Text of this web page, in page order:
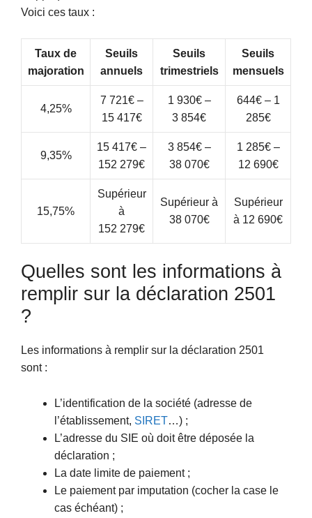
Voici ces taux :
Taux de
majoration
Seuils
annuels
Seuils
trimestriels
Seuils
mensuels
4,25%
7 721€ –
15 417€
1 930€ –
3 854€
644€ – 1
285€
9,35%
15 417€ –
152 279€
3 854€ –
38 070€
1 285€ –
12 690€
15,75%
Supérieur
à
152 279€
Supérieur à
38 070€
Supérieur
à 12 690€
Quelles sont les informations à
remplir sur la déclaration 2501
?
Les informations à remplir sur la déclaration 2501
sont :
L’identification de la société (adresse de
l’établissement, SIRET…) ;
L’adresse du SIE où doit être déposée la
déclaration ;
La date limite de paiement ;
Le paiement par imputation (cocher la case le
cas échéant) ;